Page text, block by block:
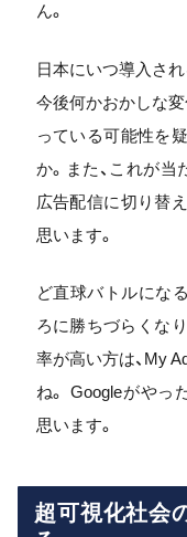
ん。
日本にいつ導入さ
今後何かおかしな
っている可能性を
か。また、これが
広告配信に切り替
思います。
ど直球バトルにな
ろに勝ちづらくな
率が高い方は、My
ね。 Googleがやっ
思います。
超可視化社会